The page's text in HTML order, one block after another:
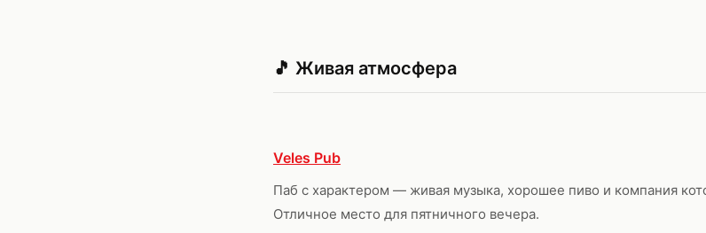
🎵 Живая атмосфера
Veles Pub
Паб с характером — живая музыка, хорошее пиво и компания
Отличное место для пятничного вечера.